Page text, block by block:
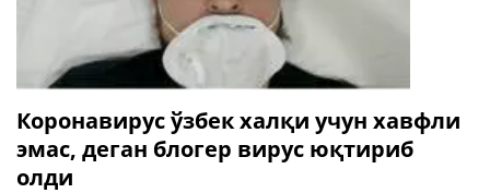
Коронавирус ўзбек халқи учун хавфли
эмас, деган блогер вирус юқтириб
олди